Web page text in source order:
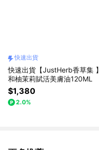
快速出貨
快速出貨【JustHerb香草集 】
和柚茉莉賦活美膚油120ML
$1,380
2.0%